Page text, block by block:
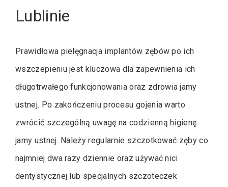
Lublinie
Prawidłowa pielęgnacja implantów zębów po ich
wszczepieniu jest kluczowa dla zapewnienia ich
długotrwałego funkcjonowania oraz zdrowia jamy
ustnej. Po zakończeniu procesu gojenia warto
zwrócić szczególną uwagę na codzienną higienę
jamy ustnej. Należy regularnie szczotkować zęby co
najmniej dwa razy dziennie oraz używać nici
dentystycznej lub specjalnych szczoteczek